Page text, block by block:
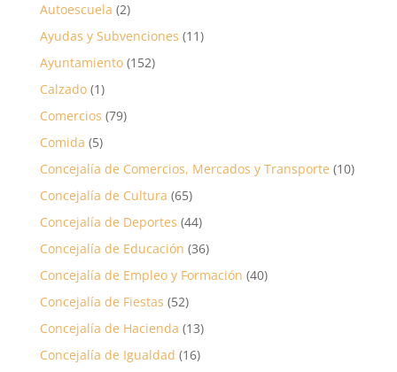
Autoescuela (2)
Ayudas y Subvenciones (11)
Ayuntamiento(152)
Calzado(1)
Comercios (79)
Comida (5)
Concejalía de Comercios, Mercados y Transporte (10)
Concejalía de Cultura (65)
Concejalía de Deportes (44)
Concejalía de Educación (36)
Concejalía de Empleo y Formación (40)
Concejalía de Fiestas (52)
Concejalía de Hacienda (13)
Concejalía de Igualdad (16)